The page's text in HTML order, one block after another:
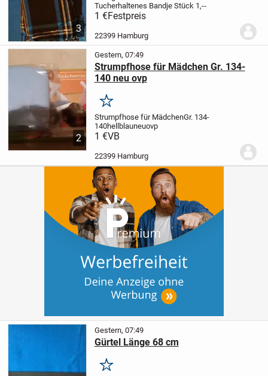
3
Tucherhaltenes Bandje Stück 1,--
1 €Festpreis
22399 Hamburg
2
Gestern, 07:49
Strumpfhose für Mädchen Gr. 134-
140 neu ovp
Merken
Strumpfhose für MädchenGr. 134-
140hellblauneuovp
1 €VB
22399 Hamburg
Gestern, 07:49
Gürtel Länge 68 cm
Merken